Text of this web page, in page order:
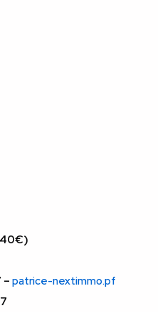
– patrice-nextimmo.pf